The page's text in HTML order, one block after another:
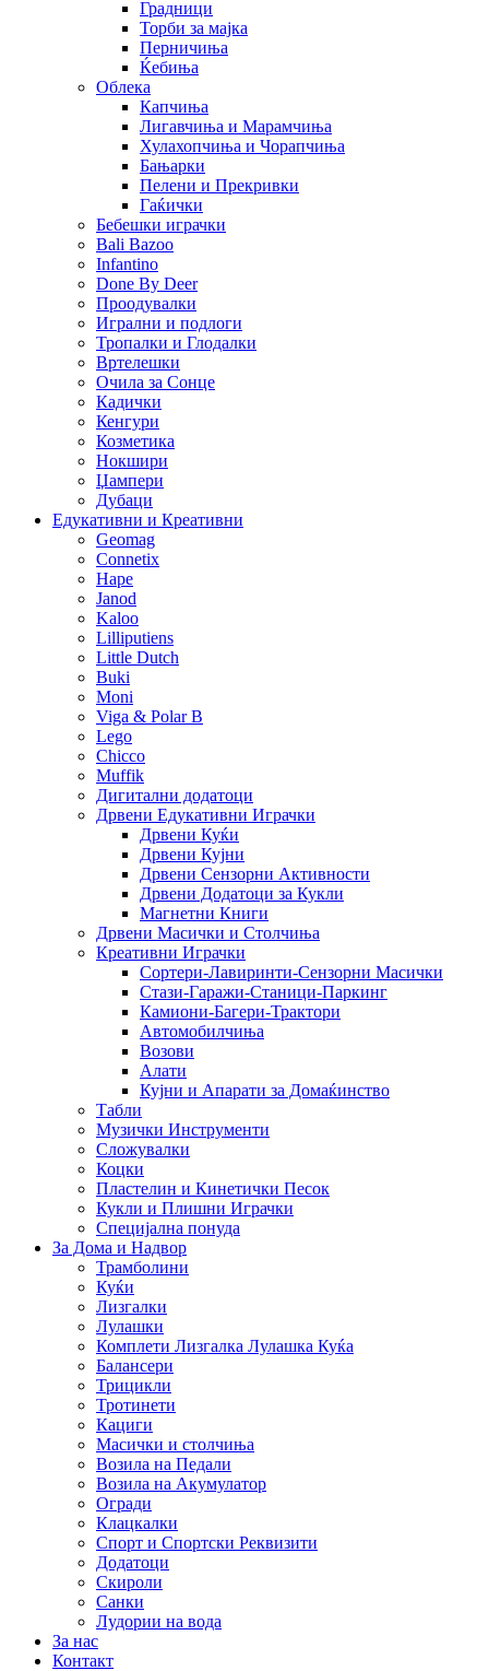
Градници
Торби за мајка
Перничиња
Ќебиња
Облека
Капчиња
Лигавчиња и Марамчиња
Хулахопчиња и Чорапчиња
Бањарки
Пелени и Прекривки
Гаќички
Бебешки играчки
Bali Bazoo
Infantino
Done By Deer
Проодувалки
Игрални и подлоги
Тропалки и Глодалки
Вртелешки
Очила за Сонце
Кадички
Кенгури
Козметика
Нокшири
Џампери
Дубаци
Едукативни и Креативни
Geomag
Connetix
Hape
Janod
Kaloo
Lilliputiens
Little Dutch
Buki
Moni
Viga & Polar B
Lego
Chicco
Muffik
Дигитални додатоци
Дрвени Едукативни Играчки
Дрвени Куќи
Дрвени Кујни
Дрвени Сензорни Активности
Дрвени Додатоци за Кукли
Магнетни Книги
Дрвени Масички и Столчиња
Креативни Играчки
Сортери-Лавиринти-Сензорни Масички
Стази-Гаражи-Станици-Паркинг
Камиони-Багери-Трактори
Автомобилчиња
Возови
Алати
Кујни и Апарати за Домаќинство
Табли
Музички Инструменти
Сложувалки
Коцки
Пластелин и Кинетички Песок
Кукли и Плишни Играчки
Специјална понуда
За Дома и Надвор
Трамболини
Куќи
Лизгалки
Лулашки
Комплети Лизгалка Лулашка Куќа
Балансери
Трицикли
Тротинети
Кациги
Mасички и столчиња
Возила на Педали
Возила на Акумулатор
Огради
Клацкалки
Спорт и Спортски Реквизити
Додатоци
Скироли
Санки
Лудории на вода
За нас
Контакт